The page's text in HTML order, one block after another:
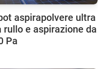
aspirapolvere ultra
e aspirazione da
Pa